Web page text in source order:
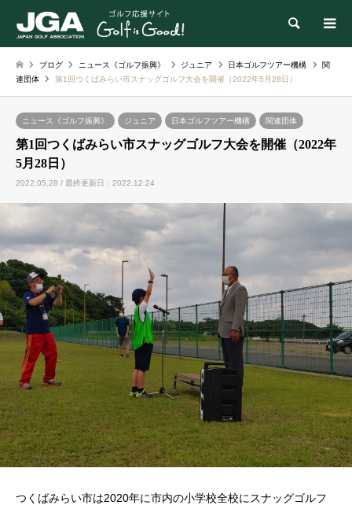
検索
ブログ ニュース《ゴルフ振興》 ジュニア 日本ゴルフツアー機構
関
連団体
第1回つくばみらい市スナッグゴルフ大会を開催（2022年5月28日）
ニュース《ゴルフ振興》 ジュニア 日本ゴルフツアー機構 関連団体
第1回つくばみらい市スナッグゴルフ大会を開催（2022年
5月28日）
2022.05.28 / 最終更新日：2022.12.24
つくばみらい市は2020年に市内の小学校全校にスナッグゴルフ